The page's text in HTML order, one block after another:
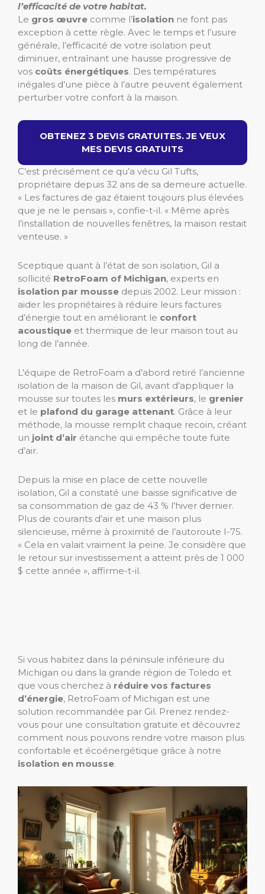
l’efficacité de votre habitat.
Le gros œuvre comme l’isolation ne font pas
exception à cette règle. Avec le temps et l’usure
générale, l’efficacité de votre isolation peut
diminuer, entraînant une hausse progressive de
vos coûts énergétiques. Des températures
inégales d’une pièce à l’autre peuvent également
perturber votre confort à la maison.
OBTENEZ 3 DEVIS GRATUITES. JE VEUX
MES DEVIS GRATUITS
C’est précisément ce qu’a vécu Gil Tufts,
propriétaire depuis 32 ans de sa demeure actuelle.
« Les factures de gaz étaient toujours plus élevées
que je ne le pensais », confie-t-il. « Même après
l’installation de nouvelles fenêtres, la maison restait
venteuse. »
Sceptique quant à l’état de son isolation, Gil a
sollicité RetroFoam of Michigan, experts en
isolation par mousse depuis 2002. Leur mission :
aider les propriétaires à réduire leurs factures
d’énergie tout en améliorant le confort
acoustique et thermique de leur maison tout au
long de l’année.
L’équipe de RetroFoam a d’abord retiré l’ancienne
isolation de la maison de Gil, avant d’appliquer la
mousse sur toutes les murs extérieurs, le grenier
et le plafond du garage attenant. Grâce à leur
méthode, la mousse remplit chaque recoin, créant
un joint d’air étanche qui empêche toute fuite
d’air.
Depuis la mise en place de cette nouvelle
isolation, Gil a constaté une baisse significative de
sa consommation de gaz de 43 % l’hiver dernier.
Plus de courants d’air et une maison plus
silencieuse, même à proximité de l’autoroute I-75.
« Cela en valait vraiment la peine. Je considère que
le retour sur investissement a atteint près de 1 000
$ cette année », affirme-t-il.
Si vous habitez dans la péninsule inférieure du
Michigan ou dans la grande région de Toledo et
que vous cherchez à réduire vos factures
d’énergie, RetroFoam of Michigan est une
solution recommandée par Gil. Prenez rendez-
vous pour une consultation gratuite et découvrez
comment nous pouvons rendre votre maison plus
confortable et écoénergétique grâce à notre
isolation en mousse.